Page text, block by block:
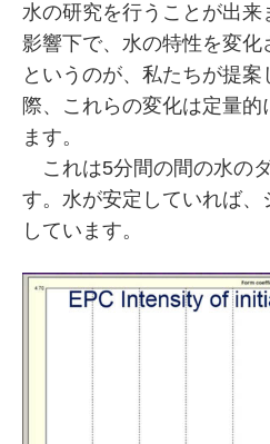
水の研究を行うことが出
影響下で、水の特性を変化
というのが、私たちが提
際、これらの変化は定量
ます。
これは5分間の間の水の
す。水が安定していれば、
しています。